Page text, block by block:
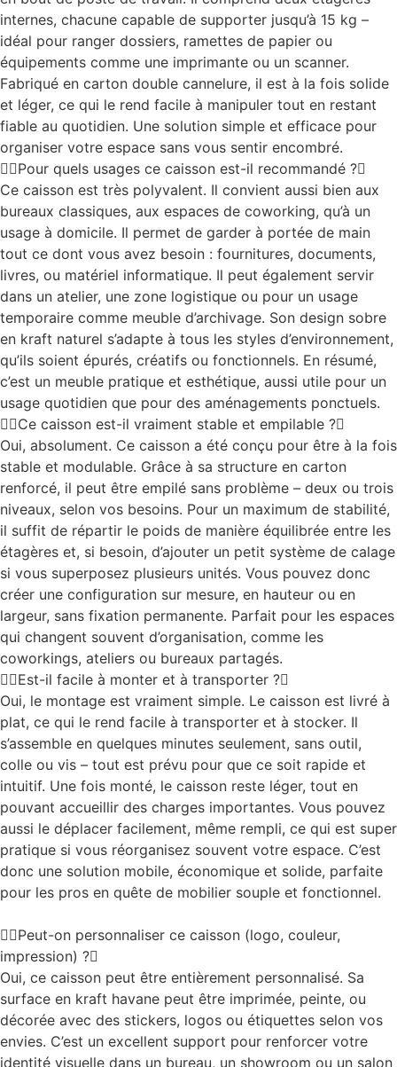
internes, chacune capable de supporter jusqu’à 15 kg –
idéal pour ranger dossiers, ramettes de papier ou
équipements comme une imprimante ou un scanner.
Fabriqué en carton double cannelure, il est à la fois solide
et léger, ce qui le rend facile à manipuler tout en restant
fiable au quotidien. Une solution simple et efficace pour
organiser votre espace sans vous sentir encombré.
Pour quels usages ce caisson est-il recommandé ?
Ce caisson est très polyvalent. Il convient aussi bien aux
bureaux classiques, aux espaces de coworking, qu’à un
usage à domicile. Il permet de garder à portée de main
tout ce dont vous avez besoin : fournitures, documents,
livres, ou matériel informatique. Il peut également servir
dans un atelier, une zone logistique ou pour un usage
temporaire comme meuble d’archivage. Son design sobre
en kraft naturel s’adapte à tous les styles d’environnement,
qu’ils soient épurés, créatifs ou fonctionnels. En résumé,
c’est un meuble pratique et esthétique, aussi utile pour un
usage quotidien que pour des aménagements ponctuels.
Ce caisson est-il vraiment stable et empilable ?
Oui, absolument. Ce caisson a été conçu pour être à la fois
stable et modulable. Grâce à sa structure en carton
renforcé, il peut être empilé sans problème – deux ou trois
niveaux, selon vos besoins. Pour un maximum de stabilité,
il suffit de répartir le poids de manière équilibrée entre les
étagères et, si besoin, d’ajouter un petit système de calage
si vous superposez plusieurs unités. Vous pouvez donc
créer une configuration sur mesure, en hauteur ou en
largeur, sans fixation permanente. Parfait pour les espaces
qui changent souvent d’organisation, comme les
coworkings, ateliers ou bureaux partagés.
Est-il facile à monter et à transporter ?
Oui, le montage est vraiment simple. Le caisson est livré à
plat, ce qui le rend facile à transporter et à stocker. Il
s’assemble en quelques minutes seulement, sans outil,
colle ou vis – tout est prévu pour que ce soit rapide et
intuitif. Une fois monté, le caisson reste léger, tout en
pouvant accueillir des charges importantes. Vous pouvez
aussi le déplacer facilement, même rempli, ce qui est super
pratique si vous réorganisez souvent votre espace. C’est
donc une solution mobile, économique et solide, parfaite
pour les pros en quête de mobilier souple et fonctionnel.
Peut-on personnaliser ce caisson (logo, couleur,
impression) ?
Oui, ce caisson peut être entièrement personnalisé. Sa
surface en kraft havane peut être imprimée, peinte, ou
décorée avec des stickers, logos ou étiquettes selon vos
envies. C’est un excellent support pour renforcer votre
identité visuelle dans un bureau, un showroom ou un salon